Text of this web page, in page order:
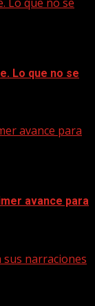
Lo que no se
avance para
avance para
sus narraciones